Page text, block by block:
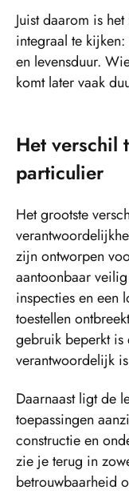
Juist daarom is
integraal te
en levensduur.
komt later vaak
Het verschil
particulier
Het grootste
zijn ontworpen
aantoonbaar
inspecties en
toestellen
gebruik beperkt is
verantwoordelijk
Daarnaast ligt de
toepassingen
constructie en
zie je terug in
betrouwbaarheid